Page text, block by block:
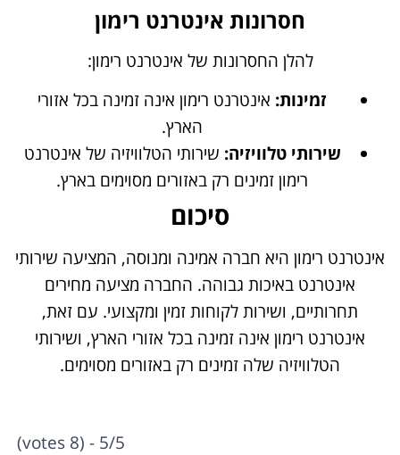
חסרונות אינטרנט רימון
להלן החסרונות של אינטרנט רימון:
זמינות: אינטרנט רימון אינה זמינה בכל אזורי
הארץ.
שירותי טלוויזיה: שירותי הטלוויזיה של אינטרנט
רימון זמינים רק באזורים מסוימים בארץ.
סיכום
אינטרנט רימון היא חברה אמינה ומנוסה, המציעה שירותי
אינטרנט באיכות גבוהה. החברה מציעה מחירים
תחרותיים, ושירות לקוחות זמין ומקצועי. עם זאת,
אינטרנט רימון אינה זמינה בכל אזורי הארץ, ושירותי
הטלוויזיה שלה זמינים רק באזורים מסוימים.
5/5 - (8 votes)